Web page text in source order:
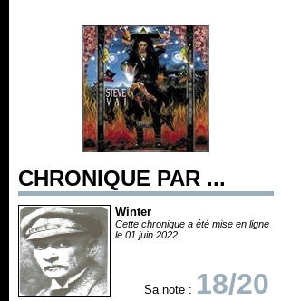
CHRONIQUE PAR ...
Winter
Cette chronique a été mise en ligne
le 01 juin 2022
Sa note : 18/20